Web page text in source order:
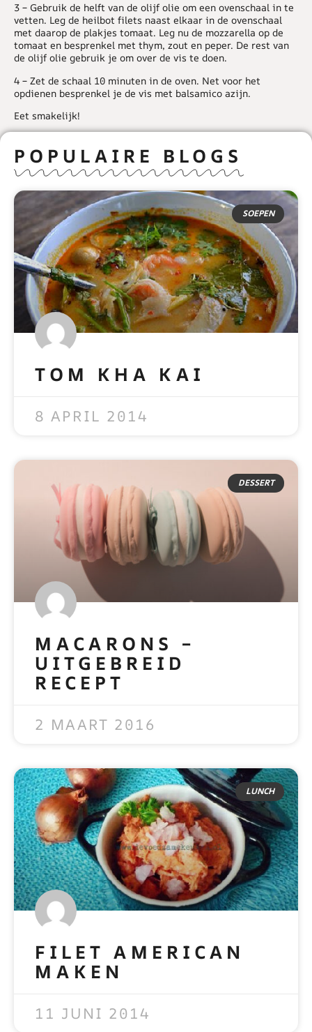
3 – Gebruik de helft van de olijf olie om een ovenschaal in te
vetten. Leg de heilbot filets naast elkaar in de ovenschaal
met daarop de plakjes tomaat. Leg nu de mozzarella op de
tomaat en besprenkel met thym, zout en peper. De rest van
de olijf olie gebruik je om over de vis te doen.
4 – Zet de schaal 10 minuten in de oven. Net voor het
opdienen besprenkel je de vis met balsamico azijn.
Eet smakelijk!
POPULAIRE BLOGS
SOEPEN
TOM KHA KAI
8 APRIL 2014
DESSERT
MACARONS –
UITGEBREID
RECEPT
2 MAART 2016
LUNCH
FILET AMERICAN
MAKEN
11 JUNI 2014